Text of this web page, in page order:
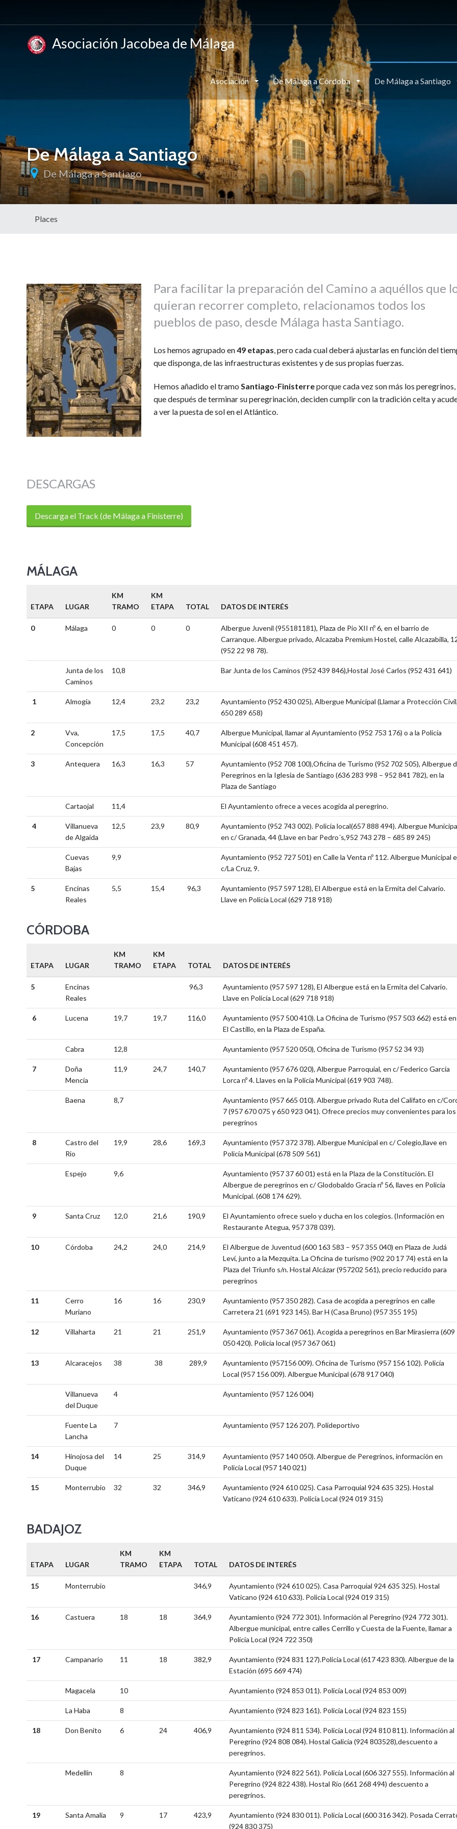
Asociación Jacobea de Málaga
Asociación De Málaga a Córdoba De Málaga a Santiago
De Málaga a Santiago
De Málaga a Santiago
Places
Para facilitar la preparación del Camino a aquéllos que
quieran recorrer completo, relacionamos todos los
pueblos de paso, desde Málaga hasta Santiago.
Los hemos agrupado en49 etapas, pero cada cual deberá ajustarlas en función del
que disponga, de las infraestructuras existentes y de sus propias fuerzas.
Hemos añadido el tramo Santiago-Finisterreporque cada vez son más los peregrinos,
que después de terminar su peregrinación, deciden cumplir con la tradición celta y
a ver la puesta de sol en el Atlántico.
DESCARGAS
Descarga el Track (de Málaga a Finisterre)
MÁLAGA
ETAPA LUGAR
KM
TRAMO
KM
ETAPA
TOTAL DATOS DE INTERÉS
0 Málaga 0 0 0
Albergue Juvenil (955181181), Plaza de Pio XII nº 6, en el barrio de
Carranque. Albergue privado, Alcazaba Premium Hostel, calle Alcazabilla,
(952 22 98 78).
Junta de los
Caminos
10,8 Bar Junta de los Caminos (952 439 846),Hostal José Carlos (952 431 641)
1 Almogía 12,4 23,2 23,2
Ayuntamiento (952 430 025), Albergue Municipal (Llamar a Protección
650 289 658)
2
Vva,
Concepción
17,5 17,5 40,7
Albergue Municipal, llamar al Ayuntamiento (952 753 176) o a la Policía
Municipal (608 451 457).
3 Antequera 16,3 16,3 57
Ayuntamiento (952 708 100),Oficina de Turismo (952 702 505), Albergue
Peregrinos en la Iglesia de Santiago (636 283 998 – 952 841 782), en la
Plaza de Santiago
Cartaojal 11,4 El Ayuntamiento ofrece a veces acogida al peregrino.
4
Villanueva
de Algaida
12,5 23,9 80,9
Ayuntamiento (952 743 002). Policía local(657 888 494). Albergue
en c/ Granada, 44 (Llave en bar Pedro´s,952 743 278 – 685 89 245)
Cuevas
Bajas
9,9
Ayuntamiento (952 727 501) en Calle la Venta nº 112. Albergue Municipal
c/La Cruz, 9.
5
Encinas
Reales
5,5 15,4 96,3
Ayuntamiento (957 597 128), El Albergue está en la Ermita del Calvario.
Llave en Policía Local (629 718 918)
CÓRDOBA
ETAPA LUGAR
KM
TRAMO
KM
ETAPA
TOTAL DATOS DE INTERÉS
5
Encinas
Reales
96,3
Ayuntamiento (957 597 128), El Albergue está en la Ermita del Calvario.
Llave en Policía Local (629 718 918)
6 Lucena 19,7 19,7 116,0
Ayuntamiento (957 500 410). La Oficina de Turismo (957 503 662) está en
El Castillo, en la Plaza de España.
Cabra 12,8 Ayuntamiento (957 520 050), Oficina de Turismo (957 52 34 93)
7
Doña
Mencía
11,9 24,7 140,7
Ayuntamiento (957 676 020), Albergue Parroquial, en c/ Federico García
Lorca nº 4. Llaves en la Policía Municipal (619 903 748).
Baena 8,7
Ayuntamiento (957 665 010). Albergue privado Ruta del Califato en c/
7 (957 670 075 y 650 923 041). Ofrece precios muy convenientes para los
peregrinos
8
Castro del
Rio
19,9 28,6 169,3
Ayuntamiento (957 372 378). Albergue Municipal en c/ Colegio,llave en
Policía Municipal (678 509 561)
Espejo 9,6
Ayuntamiento (957 37 60 01) está en la Plaza de la Constitución. El
Albergue de peregrinos en c/ Glodobaldo Gracia nº 56, llaves en Policía
Municipal. (608 174 629).
9 Santa Cruz 12,0 21,6 190,9
El Ayuntamiento ofrece suelo y ducha en los colegios. (Información en
Restaurante Ategua, 957 378 039).
10 Córdoba 24,2 24,0 214,9
El Albergue de Juventud (600 163 583 – 957 355 040) en Plaza de Judá
Leví, junto a la Mezquita. La Oficina de turismo (902 20 17 74) está en la
Plaza del Triunfo s/n. Hostal Alcázar (957202 561), precio reducido para
peregrinos
11
Cerro
Muriano
16 16 230,9
Ayuntamiento (957 350 282). Casa de acogida a peregrinos en calle
Carretera 21 (691 923 145). Bar H (Casa Bruno) (957 355 195)
12 Villaharta 21 21 251,9
Ayuntamiento (957 367 061). Acogida a peregrinos en Bar Mirasierra (609
050 420). Policía local (957 367 061)
13 Alcaracejos 38 38 289,9
Ayuntamiento (957156 009). Oficina de Turismo (957 156 102). Policía
Local (957 156 009). Albergue Municipal (678 917 040)
Villanueva
del Duque
4 Ayuntamiento (957 126 004)
Fuente La
Lancha
7 Ayuntamiento (957 126 207). Polideportivo
14
Hinojosa del
Duque
14 25 314,9
Ayuntamiento (957 140 050). Albergue de Peregrinos, información en
Policía Local (957 140 021)
15 Monterrubio 32 32 346,9
Ayuntamiento (924 610 025). Casa Parroquial 924 635 325). Hostal
Vaticano (924 610 633). Policía Local (924 019 315)
BADAJOZ
ETAPA LUGAR
KM
TRAMO
KM
ETAPA
TOTAL DATOS DE INTERÉS
15 Monterrubio 346,9
Ayuntamiento (924 610 025). Casa Parroquial 924 635 325). Hostal
Vaticano (924 610 633). Policía Local (924 019 315)
16 Castuera 18 18 364,9
Ayuntamiento (924 772 301). Información al Peregrino (924 772 301).
Albergue municipal, entre calles Cerrillo y Cuesta de la Fuente, llamar a
Policía Local (924 722 350)
17 Campanario 11 18 382,9
Ayuntamiento (924 831 127).Policía Local (617 423 830). Albergue de la
Estación (695 669 474)
Magacela 10 Ayuntamiento (924 853 011). Policía Local (924 853 009)
La Haba 8 Ayuntamiento (924 823 161). Policía Local (924 823 155)
18 Don Benito 6 24 406,9
Ayuntamiento (924 811 534). Policía Local (924 810 811). Información al
Peregrino (924 808 084). Hostal Galicia (924 803528),descuento a
peregrinos.
Medellin 8
Ayuntamiento (924 822 561). Policía Local (606 327 555). Información al
Peregrino (924 822 438). Hostal Río (661 268 494) descuento a
peregrinos.
19 Santa Amalia 9 17 423,9
Ayuntamiento (924 830 011). Policía Local (600 316 342). Posada
(924 830 375)